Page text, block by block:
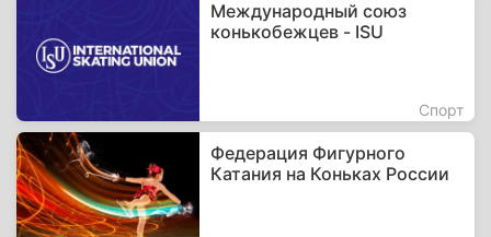
Международный союз
конькобежцев - ISU
Спорт
Федерация Фигурного
Катания на Коньках России